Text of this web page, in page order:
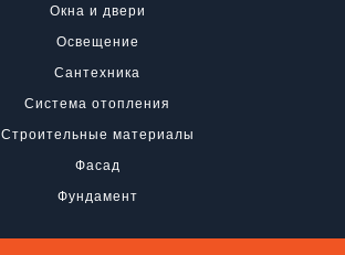
Окна и двери
Освещение
Сантехника
Система отопления
Строительные материалы
Фасад
Фундамент